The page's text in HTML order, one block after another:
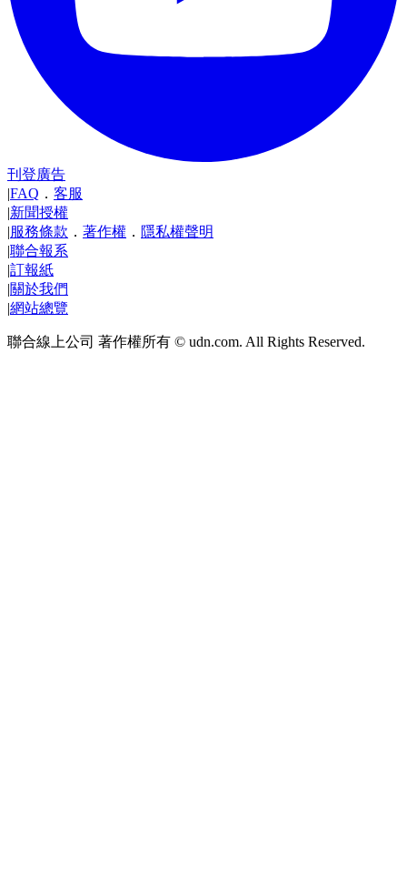
刊登廣告
|FAQ ． 客服
|新聞授權
|服務條款 ． 著作權 ． 隱私權聲明
|聯合報系
|訂報紙
|關於我們
|網站總覽
聯合線上公司 著作權所有 © udn.com. All Rights Reserved.